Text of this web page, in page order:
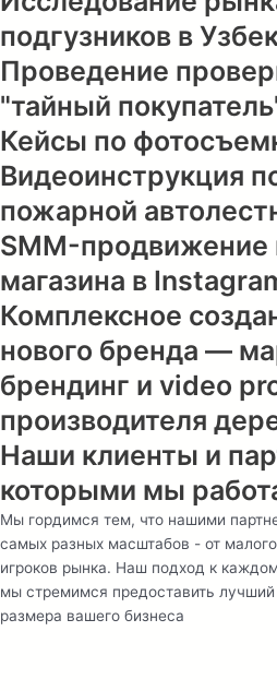
подгузников в
Проведение
"тайный
Кейсы по
Видеоинструкция
пожарной
SMM-продвижение
магазина в
Комплексное
нового бренда —
брендинг и video
производителя
Наши клиенты и
которыми мы
Мы гордимся тем, что нашими
самых разных масштабов - от
игроков рынка. Наш подход к
мы стремимся предоставить
размера вашего бизнеса